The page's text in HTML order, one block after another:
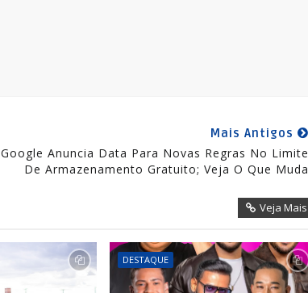
Mais Antigos
Google Anuncia Data Para Novas Regras No Limite
De Armazenamento Gratuito; Veja O Que Muda
Veja Mais
DESTAQUE